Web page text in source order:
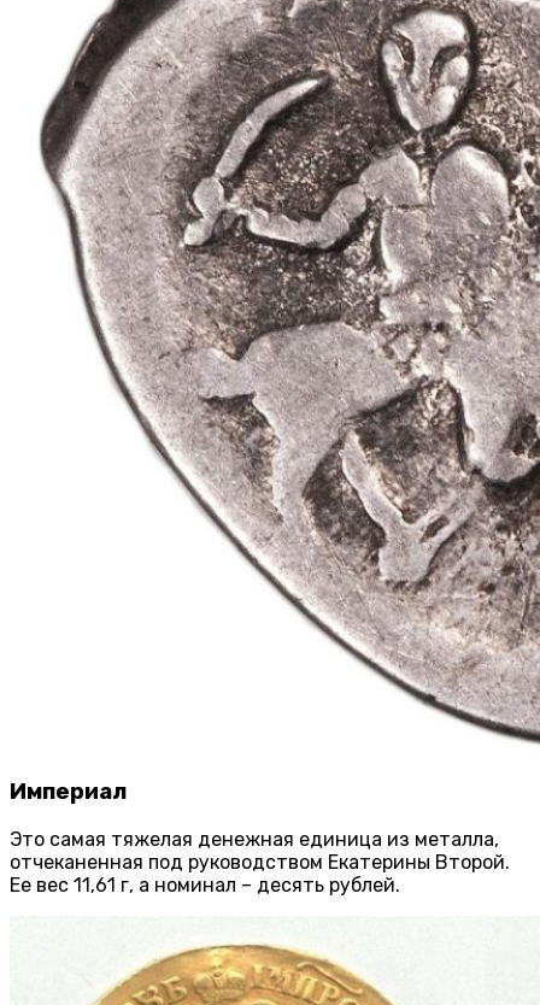
Империал
Это самая тяжелая денежная единица из металла,
отчеканенная под руководством Екатерины Второй.
Ее вес 11,61 г, а номинал – десять рублей.